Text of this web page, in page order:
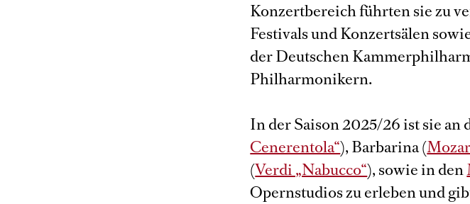
Konzertbereich führten sie zu
Festivals und Konzertsälen
der Deutschen
Philharmonikern.
In der Saison 2025/26 ist sie an
Cenerentola“), Barbarina (
(Verdi „Nabucco“), sowie in den
Opernstudios zu erleben und